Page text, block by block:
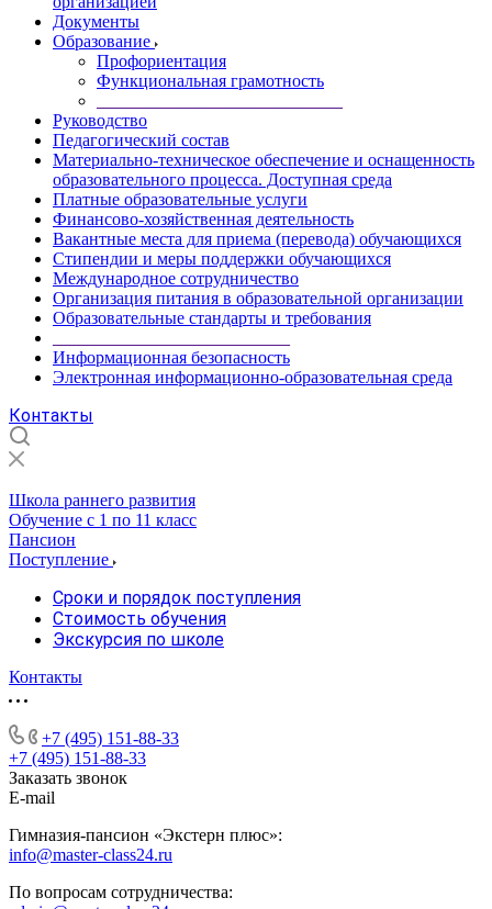
Документы
Образование
Профориентация
Функциональная грамотность
Руководство
Педагогический состав
Материально-техническое обеспечение и оснащенность
образовательного процесса. Доступная среда
Платные образовательные услуги
Финансово-хозяйственная деятельность
Вакантные места для приема (перевода) обучающихся
Стипендии и меры поддержки обучающихся
Международное сотрудничество
Организация питания в образовательной организации
Образовательные стандарты и требования
Информационная безопасность
Электронная информационно-образовательная среда
Контакты
Школа раннего развития
Обучение с 1 по 11 класс
Пансион
Поступление
Сроки и порядок поступления
Стоимость обучения
Экскурсия по школе
Контакты
+7 (495) 151-88-33
+7 (495) 151-88-33
Заказать звонок
E-mail
Гимназия-пансион «Экстерн плюс»:
info@master-class24.ru
По вопросам сотрудничества: